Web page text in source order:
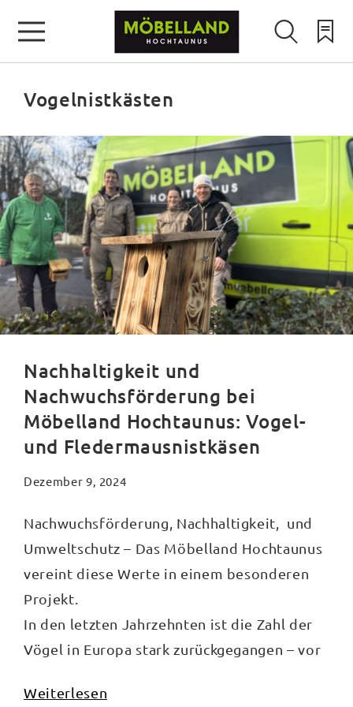
Vogelnistkästen
Nachhaltigkeit und
Nachwuchsförderung bei
Möbelland Hochtaunus: Vogel-
und Fledermausnistkäsen
Dezember 9, 2024
Nachwuchsförderung, Nachhaltigkeit, und
Umweltschutz – Das Möbelland Hochtaunus
vereint diese Werte in einem besonderen
Projekt.
In den letzten Jahrzehnten ist die Zahl der
Vögel in Europa stark zurückgegangen – vor
Nahrungsquellen und Nistplätzen. Mit
Weiterlesen